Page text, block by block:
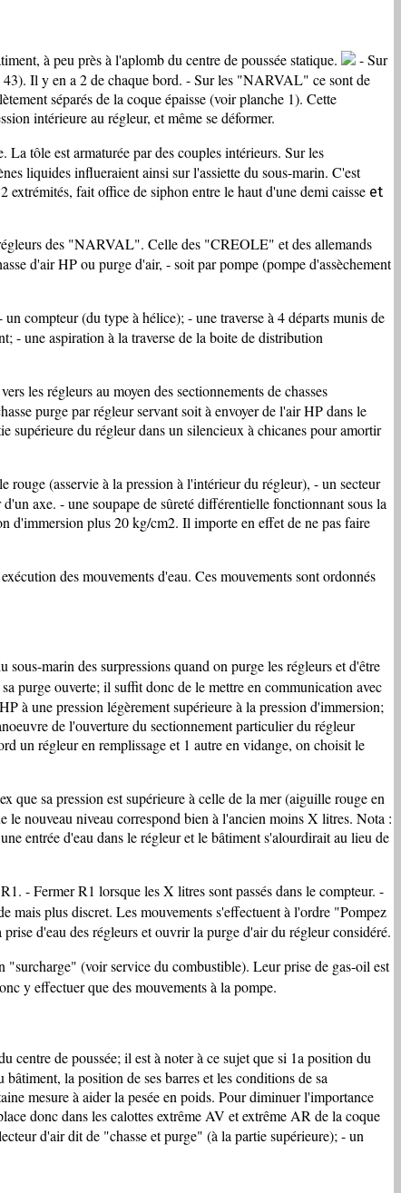
à peu près à l'aplomb du centre de poussée statique.
- Sur
Il y en a 2 de chaque bord. - Sur les "NARVAL" ce sont de
séparés de la coque épaisse (voir planche 1). Cette
intérieure au régleur, et même se déformer.
La tôle est armaturée par des couples intérieurs. Sur les
liquides influeraient ainsi sur l'assiette du sous-marin. C'est
fait office de siphon entre le haut d'une demi caisse et
des "NARVAL". Celle des "CREOLE" et des allemands
d'air HP ou purge d'air, - soit par pompe (pompe d'assèchement
compteur (du type à hélice); - une traverse à 4 départs munis de
- une aspiration à la traverse de la boite de distribution
les régleurs au moyen des sectionnements de chasses
purge par régleur servant soit à envoyer de l'air HP dans le
supérieure du régleur dans un silencieux à chicanes pour amortir
rouge (asservie à la pression à l'intérieur du régleur), - un secteur
axe. - une soupape de sûreté différentielle fonctionnant sous la
d'immersion plus 20 kg/cm2. Il importe en effet de ne pas faire
des mouvements d'eau. Ces mouvements sont ordonnés
marin des surpressions quand on purge les régleurs et d'être
purge ouverte; il suffit donc de le mettre en communication avec
à une pression légèrement supérieure à la pression d'immersion;
de l'ouverture du sectionnement particulier du régleur
un régleur en remplissage et 1 autre en vidange, on choisit le
sa pression est supérieure à celle de la mer (aiguille rouge en
nouveau niveau correspond bien à l'ancien moins X litres. Nota :
entrée d'eau dans le régleur et le bâtiment s'alourdirait au lieu de
- Fermer R1 lorsque les X litres sont passés dans le compteur. -
mais plus discret. Les mouvements s'effectuent à l'ordre "Pompez
d'eau des régleurs et ouvrir la purge d'air du régleur considéré.
"surcharge" (voir service du combustible). Leur prise de gas-oil est
y effectuer que des mouvements à la pompe.
centre de poussée; il est à noter à ce sujet que si 1a position du
la position de ses barres et les conditions de sa
mesure à aider la pesée en poids. Pour diminuer l'importance
donc dans les calottes extrême AV et extrême AR de la coque
d'air dit de "chasse et purge" (à la partie supérieure); - un